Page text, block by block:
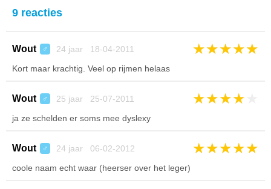
9 reacties
Wout ♂ 24 jaar 18-04-2011 ★★★★★
Kort maar krachtig. Veel op rijmen helaas
Wout ♂ 25 jaar 25-07-2011 ★★★★
ja ze schelden er soms mee dyslexy
Wout ♂ 24 jaar 06-02-2012 ★★★★★
coole naam echt waar (heerser over het leger)